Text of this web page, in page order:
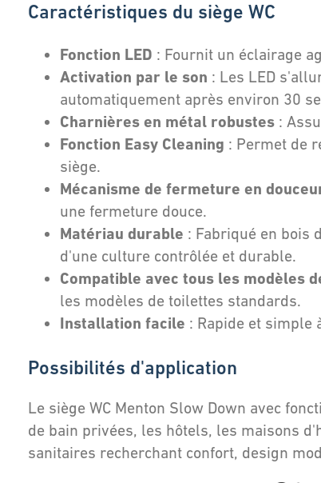
Caractéristiques du siège WC
Fonction LED : Fournit un éclairage
Activation par le son : Les LED
automatiquement après environ 30
Charnières en métal robustes :
Fonction Easy Cleaning : Permet de
siège.
Mécanisme de fermeture en
une fermeture douce.
Matériau durable : Fabriqué en bois
d'une culture contrôlée et durable.
Compatible avec tous les modèles
les modèles de toilettes standards.
Installation facile : Rapide et simple
Possibilités d'application
Le siège WC Menton Slow Down avec
de bain privées, les hôtels, les maisons
sanitaires recherchant confort, design